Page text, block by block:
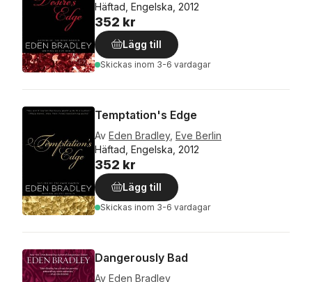
Häftad, Engelska, 2012
352 kr
Lägg till
Skickas inom 3-6 vardagar
Temptation's Edge
Av Eden Bradley, Eve Berlin
Häftad, Engelska, 2012
352 kr
Lägg till
Skickas inom 3-6 vardagar
Dangerously Bad
Av Eden Bradley